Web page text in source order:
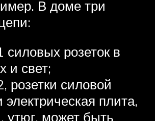
В доме три
силовых розеток в
и свет;
розетки силовой
электрическая плита,
утюг, может быть